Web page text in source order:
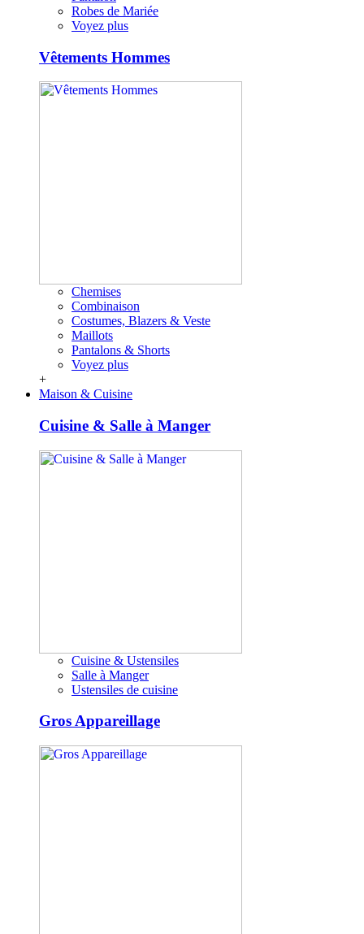
Robes de Mariée
Voyez plus
Vêtements Hommes
Chemises
Combinaison
Costumes, Blazers & Veste
Maillots
Pantalons & Shorts
Voyez plus
+
Maison & Cuisine
Cuisine & Salle à Manger
Cuisine & Ustensiles
Salle à Manger
Ustensiles de cuisine
Gros Appareillage